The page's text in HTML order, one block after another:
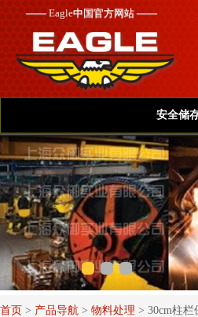
——Eagle中国官方网站 ——
安全储
首页 > 产品导航 > 物料处理 > 30cm柱